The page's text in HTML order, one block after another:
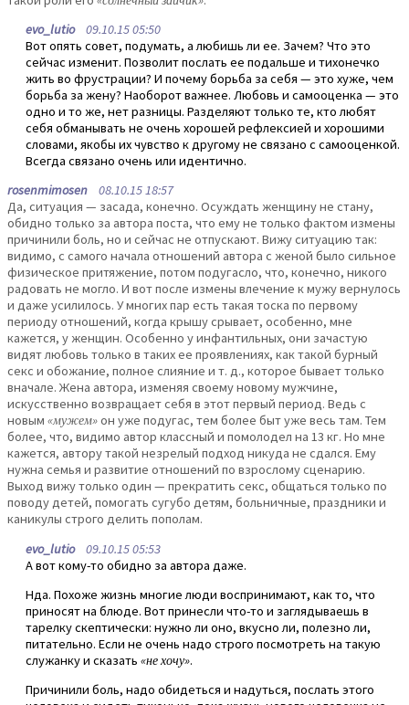
evo_lutio09.10.15 05:50
Вот опять совет, подумать, а любишь ли ее. Зачем? Что это
сейчас изменит. Позволит послать ее подальше и тихонечко
жить во фрустрации? И почему борьба за себя — это хуже, чем
борьба за жену? Наоборот важнее. Любовь и самооценка — это
одно и то же, нет разницы. Разделяют только те, кто любят
себя обманывать не очень хорошей рефлексией и хорошими
словами, якобы их чувство к другому не связано с самооценкой.
Всегда связано очень или идентично.
rosenmimosen 08.10.15 18:57
Да, ситуация — засада, конечно. Осуждать женщину не стану,
обидно только за автора поста, что ему не только фактом измены
причинили боль, но и сейчас не отпускают. Вижу ситуацию так:
видимо, с самого начала отношений автора с женой было сильное
физическое притяжение, потом подугасло, что, конечно, никого
радовать не могло. И вот после измены влечение к мужу вернулось
и даже усилилось. У многих пар есть такая тоска по первому
периоду отношений, когда крышу срывает, особенно, мне
кажется, у женщин. Особенно у инфантильных, они зачастую
видят любовь только в таких ее проявлениях, как такой бурный
секс и обожание, полное слияние и т. д., которое бывает только
вначале. Жена автора, изменяя своему новому мужчине,
искусственно возвращает себя в этот первый период. Ведь с
новым «мужем»он уже подугас, тем более быт уже весь там. Тем
более, что, видимо автор классный и помолодел на 13 кг. Но мне
кажется, автору такой незрелый подход никуда не сдался. Ему
нужна семья и развитие отношений по взрослому сценарию.
Выход вижу только один — прекратить секс, общаться только по
поводу детей, помогать сугубо детям, больничные, праздники и
каникулы строго делить пополам.
evo_lutio09.10.15 05:53
А вот кому-то обидно за автора даже.
Нда. Похоже жизнь многие люди воспринимают, как то, что
приносят на блюде. Вот принесли что-то и заглядываешь в
тарелку скептически: нужно ли оно, вкусно ли, полезно ли,
питательно. Если не очень надо строго посмотреть на такую
служанку и сказать «не хочу».
Причинили боль, надо обидеться и надуться, послать этого